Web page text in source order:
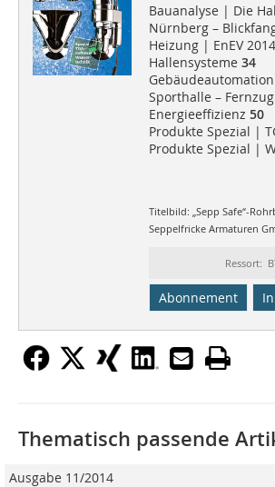
Bauanalyse | Die
Nürnberg –
Heizung | EnEV
Hallensysteme 34
Sporthalle –
Energieeffizienz 50
Produkte Spezial |
Produkte Spezial |
Titelbild: „Sepp Safe“-
Seppelfricke Armaturen
Ressort:
Abonnement
Thematisch passende
Ausgabe 11/2014